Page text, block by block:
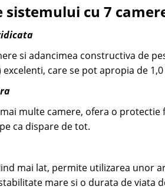
sistemului cu 7
si adancimea constructiva de
care se pot apropia de 1,0
multe camere, ofera o
ca dispare de tot.
mai lat, permite utilizarea unor
mare si o durata de viata